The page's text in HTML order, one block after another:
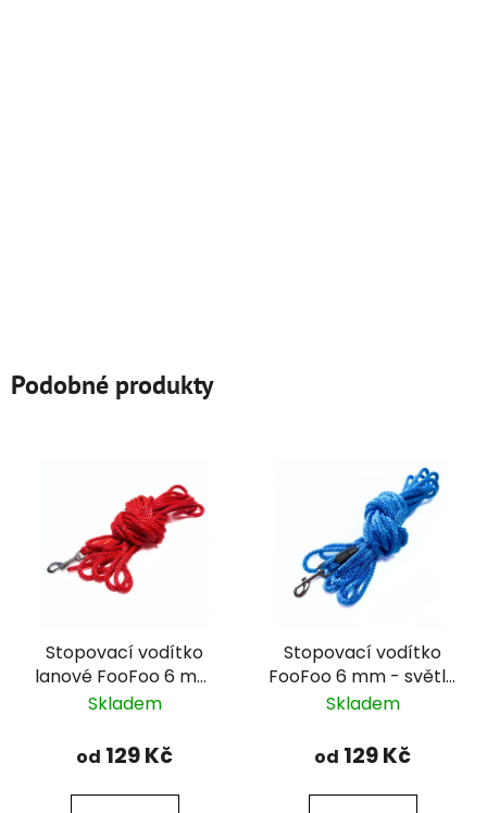
Podobné produkty
Stopovací vodítko
lanové FooFoo 6 mm
- červené
Skladem
od 129 Kč
Stopovací vodítko
FooFoo 6 mm - světle
modré
Skladem
od 129 Kč